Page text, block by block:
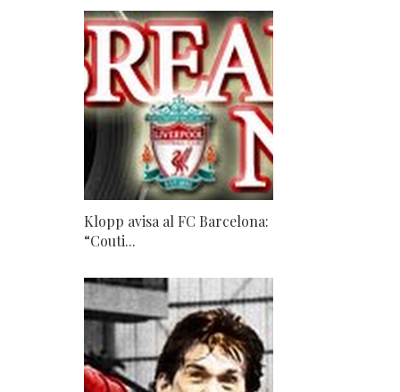
Klopp avisa al FC Barcelona:
“Couti...